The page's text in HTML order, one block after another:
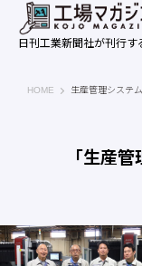
日刊工業新聞社が刊行す
HOME 工場マガジンラック
生産管理システム
「生産